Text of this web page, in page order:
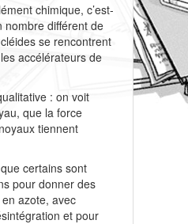
chimique, c’est-
nombre différent de
se rencontrent
accélérateurs de
: on voit
que la force
tiennent
certains sont
pour donner des
azote, avec
et pour